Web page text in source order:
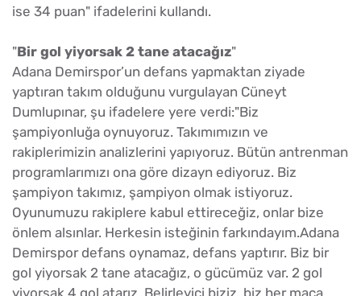
ise 34 puan" ifadelerini kullandı.
"Bir gol yiyorsak 2 tane atacağız"
Adana Demirspor’un defans yapmaktan ziyade
yaptıran takım olduğunu vurgulayan Cüneyt
Dumlupınar, şu ifadelere yere verdi:"Biz
şampiyonluğa oynuyoruz. Takımımızın ve
rakiplerimizin analizlerini yapıyoruz. Bütün antrenman
programlarımızı ona göre dizayn ediyoruz. Biz
şampiyon takımız, şampiyon olmak istiyoruz.
Oyunumuzu rakiplere kabul ettireceğiz, onlar bize
önlem alsınlar. Herkesin isteğinin farkındayım.Adana
Demirspor defans oynamaz, defans yaptırır. Biz bir
gol yiyorsak 2 tane atacağız, o gücümüz var. 2 gol